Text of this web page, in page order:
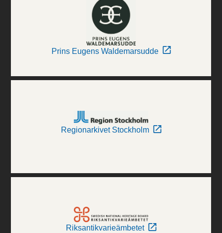
Prins Eugens Waldemarsudde
Regionarkivet Stockholm
Riksantikvarieämbetet